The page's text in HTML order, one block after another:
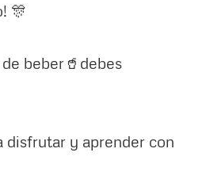
🎊
beber🥤debes
disfrutar y aprender con